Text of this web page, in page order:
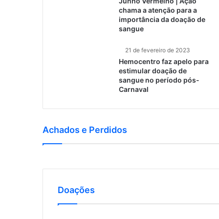
chama a atenção para a
importância da doação de
sangue
21 de fevereiro de 2023
Hemocentro faz apelo para
estimular doação de
sangue no período pós-
Carnaval
Achados e Perdidos
Doações